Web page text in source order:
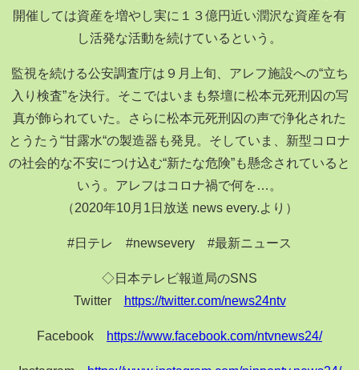
開催しては資産を増やし実に１３億円近い潤沢な資産を有
し活発な活動を続けているという。
監視を続ける公安調査庁は９月上旬、アレフ施設への“立ち
入り検査”を決行。そこではいまも祭壇に松本元死刑囚の写
真が飾られていた。さらに松本元死刑囚の声で浄化された
とうたう“甘露水“の製造器も発見。そしていま、新型コロナ
の社会的な不安につけ込む“新たな危険”も懸念されていると
いう。アレフはコロナ禍で何を…。
（2020年10月1日放送 news every.より）
#日テレ #newsevery #最新ニュース
◇日本テレビ報道局のSNS
Twitter
https://twitter.com/news24ntv
Facebook https://www.facebook.com/ntvnews24/